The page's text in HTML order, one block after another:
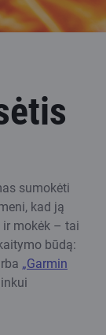
sumokėti
kad ją
mokėk – tai
būdą:
„Garmin